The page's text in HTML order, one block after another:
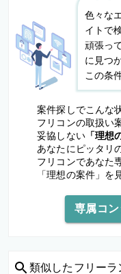
色々な
イトで
頑張っ
に見つ
この条
案件探しでこんな
フリコンの取扱い
妥協しない「理想
あなたにピッタリ
フリコンであなた
「理想の案件」を
専属コ
類似した フリーラ